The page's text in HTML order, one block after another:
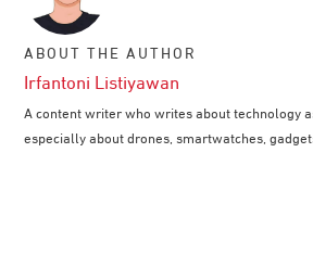
ABOUT THE AUTHOR
Irfantoni Listiyawan
A content writer who writes about technology
especially about drones, smartwatches,